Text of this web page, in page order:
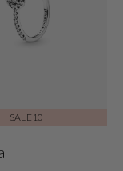
SALE10